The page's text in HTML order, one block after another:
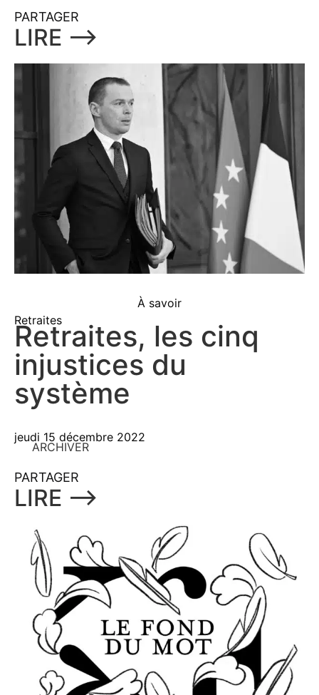
PARTAGER
LIRE ⟶
À savoir
Retraites
Retraites, les cinq
injustices du
système
jeudi 15 décembre 2022
ARCHIVER
PARTAGER
LIRE ⟶